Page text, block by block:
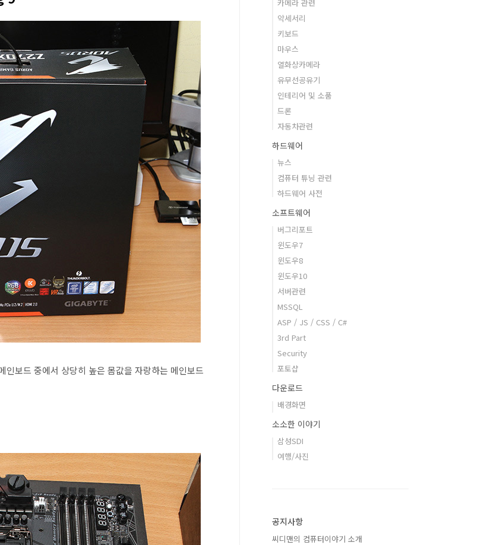
보드 중에서 상당히 높은 몸값을 자랑하는 메인보드
카메라 관련
악세서리
키보드
마우스
열화상카메라
유무선공유기
인테리어 및 소품
드론
자동차관련
하드웨어
뉴스
컴퓨터 튜닝 관련
하드웨어 사전
소프트웨어
버그리포트
윈도우7
윈도우8
윈도우10
서버관련
MSSQL
ASP / JS / CSS / C#
3rd Part
Security
포토샵
다운로드
배경화면
소소한 이야기
삼성SDI
여행/사진
공지사항
씨디맨의 컴퓨터이야기 소개